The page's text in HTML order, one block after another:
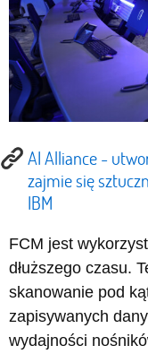
AI Alliance -
zajmie się
IBM
FCM jest
dłuższego czasu.
skanowanie pod
zapisywanych
wydajności